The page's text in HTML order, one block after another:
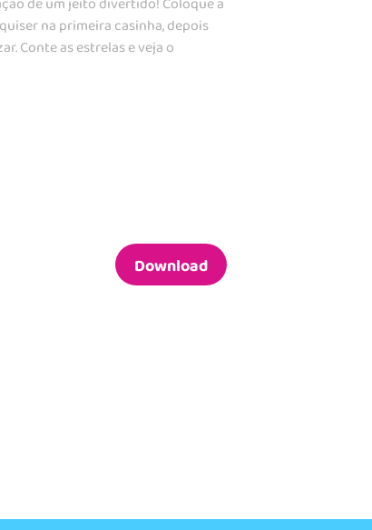
na primeira casinha, depois
Conte as estrelas e veja o
Download